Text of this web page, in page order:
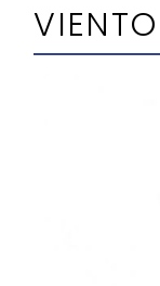
VIENTO